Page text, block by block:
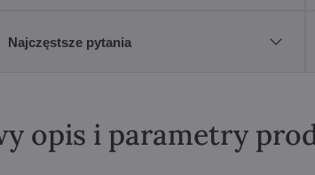
Najczęstsze pytania
opis i parametry